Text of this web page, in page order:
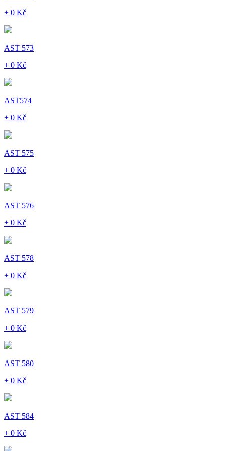
+ 0 Kč
AST 573
+ 0 Kč
AST574
+ 0 Kč
AST 575
+ 0 Kč
AST 576
+ 0 Kč
AST 578
+ 0 Kč
AST 579
+ 0 Kč
AST 580
+ 0 Kč
AST 584
+ 0 Kč